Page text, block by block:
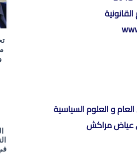
و العلوم السياسية
عياض مراكش